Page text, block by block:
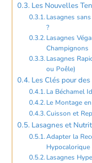
Les Nouvelles
Lasagnes
?
Lasagnes
Champignons
Lasagnes
ou Poêle)
Les Clés pour
La Béchamel
Le Montage
Cuisson et
Lasagnes et
Adapter la
Hypocalorique
Lasagnes